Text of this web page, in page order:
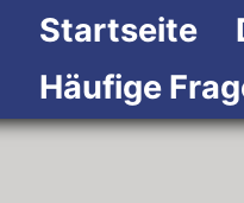
Startseite
Häufige